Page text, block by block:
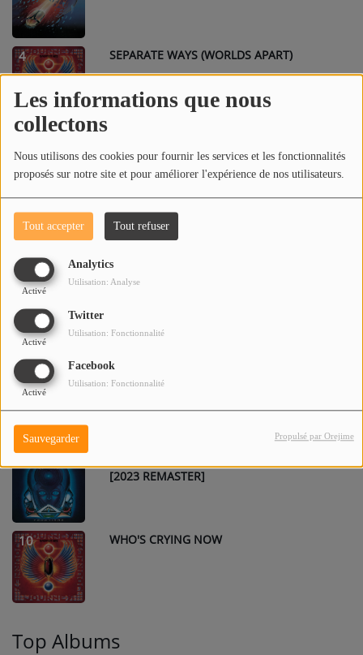
Les informations que nous
collectons
Nous utilisons des cookies pour fournir les services et les fonctionnalités
proposés sur notre site et pour améliorer l'expérience de nos utilisateurs.
Tout accepter Tout refuser
Analytics
Activé
Utilisation: Analyse
Twitter
Activé
Utilisation: Fonctionnalité
Facebook
Activé
Utilisation: Fonctionnalité
Sauvegarder Propulsé par Orejime
4 SEPARATE WAYS (WORLDS APART)
5
6 FAITHFULLY
7
8 LIGHTS
[2023 REMASTER]
10 WHO'S CRYING NOW
Top Albums